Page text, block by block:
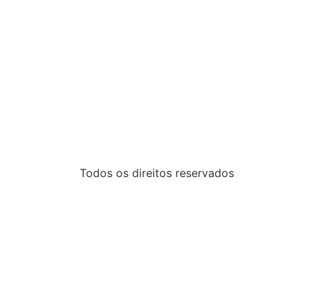
Todos os direitos reservados